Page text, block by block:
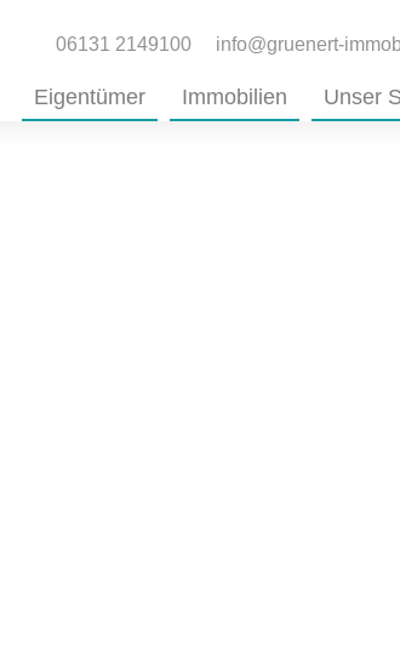
06131 2149100 info@gruenert-
Eigentümer Immobilien Unser